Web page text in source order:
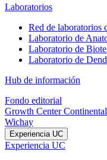
Laboratorios
Red de laboratorios
Laboratorio de
Laboratorio de
Laboratorio de
Hub de información
Fondo editorial
Growth Center Continental
Wichay
Experiencia UC
Experiencia UC